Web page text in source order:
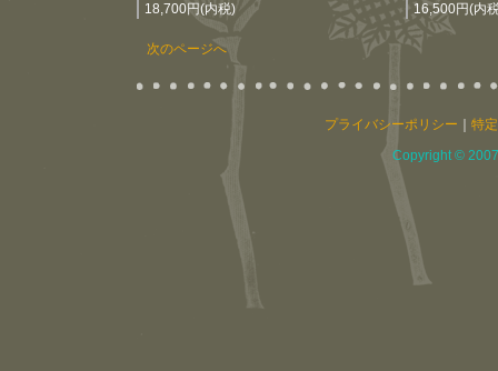
18,700円(内税)
16,500円(内
次のページへ
プライバシーポリシー
特
Copyright ©